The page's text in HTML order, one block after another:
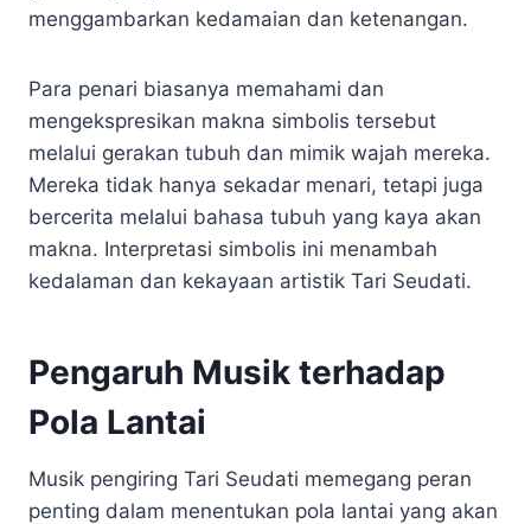
menggambarkan kedamaian dan ketenangan.
Para penari biasanya memahami dan
mengekspresikan makna simbolis tersebut
melalui gerakan tubuh dan mimik wajah mereka.
Mereka tidak hanya sekadar menari, tetapi juga
bercerita melalui bahasa tubuh yang kaya akan
makna. Interpretasi simbolis ini menambah
kedalaman dan kekayaan artistik Tari Seudati.
Pengaruh Musik terhadap
Pola Lantai
Musik pengiring Tari Seudati memegang peran
penting dalam menentukan pola lantai yang akan